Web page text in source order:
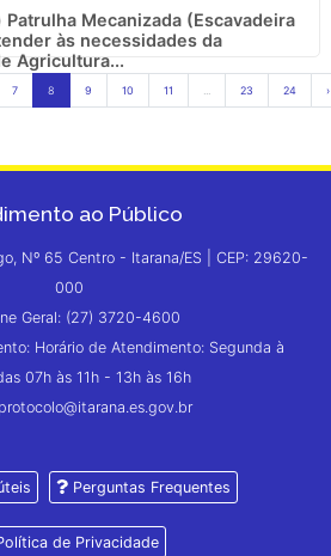
Mecanizada (Escavadeira
às necessidades da
Agricultura...
7 8 9 10 11 23 24 ›
ao Público
Nº 65 Centro - Itarana/ES | CEP: 29620-
000
Geral: (27) 3720-4600
Horário de Atendimento: Segunda à
07h às 11h - 13h às 16h
Perguntas Frequentes
de Privacidade